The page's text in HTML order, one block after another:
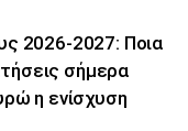
2026-2027: Ποια
σήμερα
η ενίσχυση